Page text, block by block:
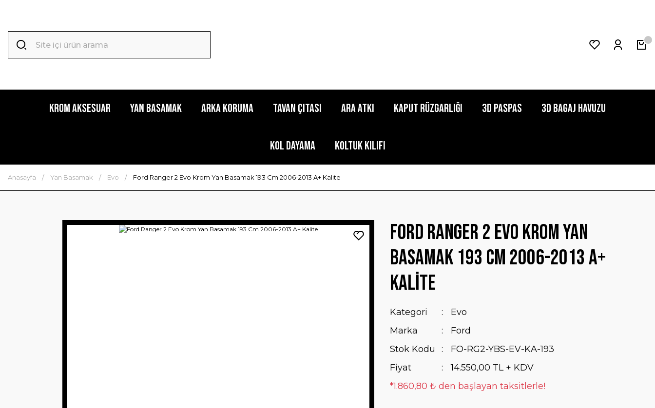
Krom Aksesuar Yan Basamak Arka Koruma Tavan Çıtası Ara Atkı Kaput Rüzgarlığı 3D Paspas 3D Bagaj Havuzu
Kol Dayama Koltuk Kılıfı
Anasayfa Yan Basamak Evo Ford Ranger 2 Evo Krom Yan Basamak 193 Cm 2006-2013 A+ Kalite
Ford Ranger 2 Evo Krom Yan
Basamak 193 Cm 2006-2013 A+
Kalite
Kategori
Evo
Marka
Ford
Stok Kodu
FO-RG2-YBS-EV-KA-193
Fiyat
14.550,00 TL + KDV
*1.860,80 ₺ den başlayan taksitlerle!